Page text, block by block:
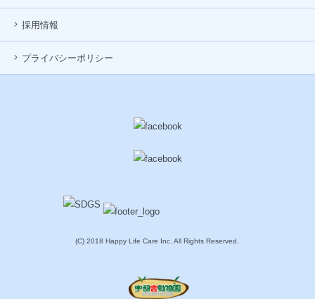
採用情報
プライバシーポリシー
(C) 2018 Happy Life Care Inc. All Rights Reserved.